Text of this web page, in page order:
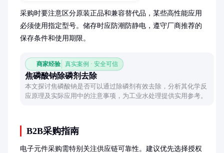
采购时要注意区分原装正品和兼容替代品，某些高性能应用
必须使用指定型号。储存时应防潮防静电，遵守厂商推荐的
保存条件和使用期限。
商家经验 真实案例 · 安全可信
焦磷酸钠除磷剂去除
本文探讨焦磷酸钠是否可以通过除磷剂有效去除，分析其化学反
应原理及实际应用中的注意事项，为工业水处理提供实用参考。
B2B采购指南
电子元件采购需特别关注供应链可靠性。建议优先选择授权